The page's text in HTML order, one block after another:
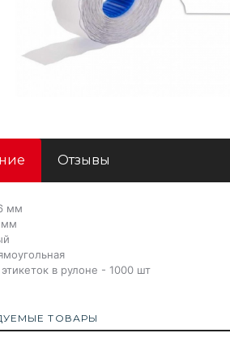
Отзывы
мм
мм
в рулоне - 1000 шт
ТОВАРЫ